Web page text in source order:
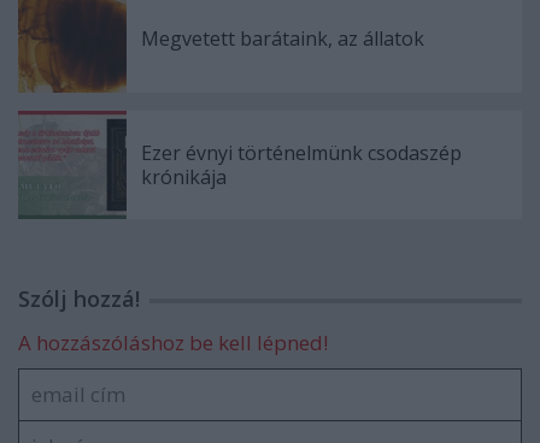
Megvetett barátaink, az állatok
Ezer évnyi történelmünk csodaszép
krónikája
Szólj hozzá!
A hozzászóláshoz be kell lépned!